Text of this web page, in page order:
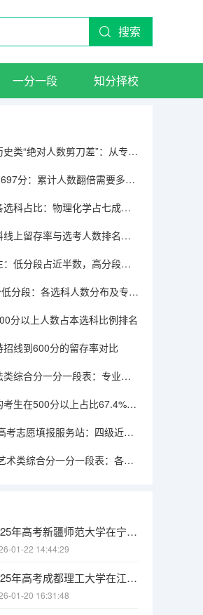
搜索
一分一段 知分择校
物理类与历史类“绝对人数剪刀差”：从专科到600分物理反超22万人
从150分到697分：累计人数翻倍需要多少分，越高分段跨越越大
特招线上各选科占比：物理化学占七成，历史仅占三成
各选科本科线上留存率与选考人数排名完全相反
历史类考生：低分段占近半数，高分段锐减
200-300分低分段：各选科人数分布及专科保底策略
分以上人数占本选科比例排名
招线到600分的留存率对比
艺术类书法类综合分一分一段表：专业成绩占比70%，文化331分可上本科
选考物理的考生在500分以上占比67.4%，历史类仅32.8%
2026山东高考志愿填报服务站：四级近800个免费开放
2026山东艺术类综合分一分一段表：各专业类别双达线考生文化成绩排名的作用
2025年高考新疆师范大学在宁夏投档分数线
01-22 14:44:29
2025年高考成都理工大学在江苏投档分数线
01-20 16:31:48